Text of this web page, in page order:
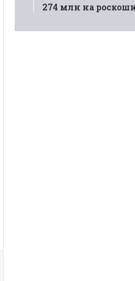
274 млн на